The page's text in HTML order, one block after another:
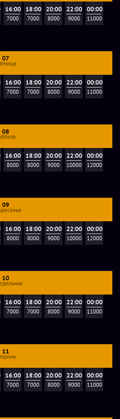
рублей.
через Сбербанк-
«Фобия» на
шпионскую тему станет
позволит отвлечься от
яркими эмоциями.
чаепития
комната на 14
потесниться можно до 20-
столик. В стоимость
(если много детей, отдельно
одноразовая посуда,
микроволновка (скатерти
в вк группу.
моментами по 45
предупреждать перед
дети или друзья через
в комнате отдыха - 1500
16:00
7000
18:00
7000
20:00
8000
22:00
9000
00:00
11000
07
16:00
7000
18:00
7000
20:00
8000
22:00
9000
00:00
11000
08
16:00
8000
18:00
8000
20:00
9000
22:00
10000
00:00
12000
09
16:00
8000
18:00
8000
20:00
9000
22:00
10000
00:00
12000
10
16:00
7000
18:00
7000
20:00
8000
22:00
9000
00:00
11000
11
16:00
7000
18:00
7000
20:00
8000
22:00
9000
00:00
11000